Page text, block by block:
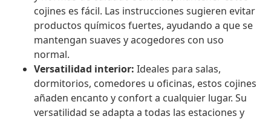
cojines es fácil. Las instrucciones sugieren evitar
productos químicos fuertes, ayudando a que se
mantengan suaves y acogedores con uso
normal.
Versatilidad interior: Ideales para salas,
dormitorios, comedores u oficinas, estos cojines
añaden encanto y confort a cualquier lugar. Su
versatilidad se adapta a todas las estaciones y